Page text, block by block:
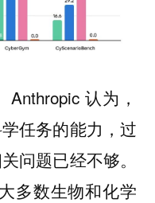
认为，
任务的能力，过
问题已经不够。
多数生物和化学